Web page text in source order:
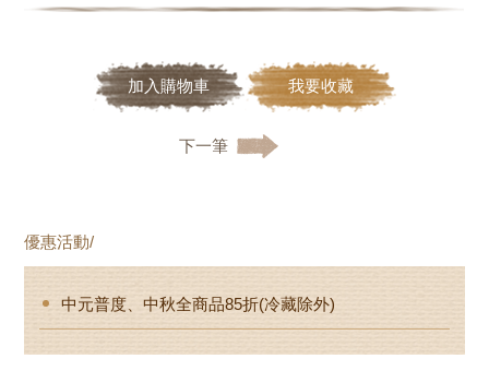
加入購物車 我要收藏
下一筆
優惠活動/
中元普度、中秋全商品85折(冷藏除外)